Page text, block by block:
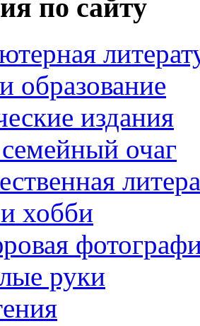
по сайту
образование
издания
очаг
хобби
руки